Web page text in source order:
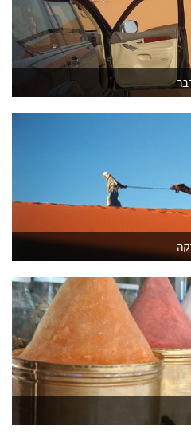
בוקניות. השווקים הכי
בסמוך לכיכר ג'מע אל פנה
מתהדרת בשוק ססגוני,
בגדים, בדים ועורות,
שטיחים, נעליים, תכשיטים,
אבקות ושיקויים שנועדו לרפא